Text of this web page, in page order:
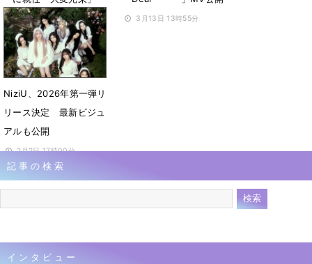
3月19日 16時37分 3月13日 13時55分
NiziU、2026年第一弾リ
リース決定 最新ビジュ
アルも公開
2月2日 17時00分
記事の検索
インタビュー